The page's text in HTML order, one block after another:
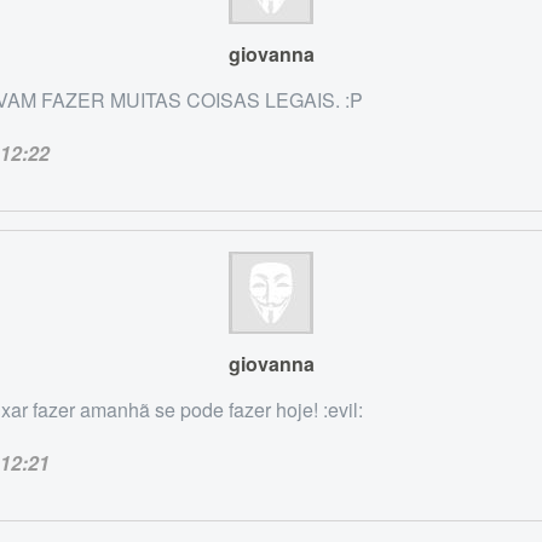
giovanna
FAZER MUITAS COISAS LEGAIS. :P
12:22
giovanna
fazer amanhã se pode fazer hoje! :evil:
12:21